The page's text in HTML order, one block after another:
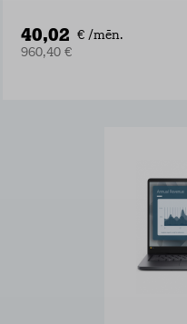
40,02 € /mēn.
960,40 €